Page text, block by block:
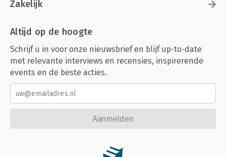
Zakelijk
Altijd op de hoogte
Schrijf u in voor onze nieuwsbrief en blijf up-to-date
met relevante interviews en recensies, inspirerende
events en de beste acties.
Aanmelden